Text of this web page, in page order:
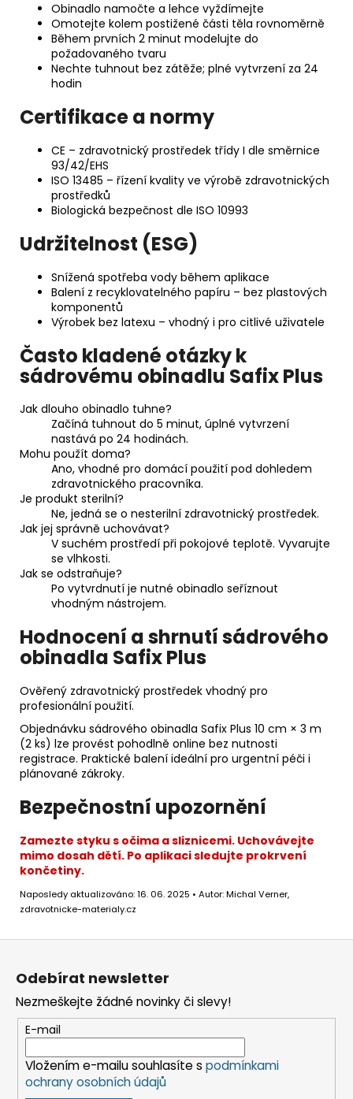
Obinadlo namočte a lehce vyždímejte
Omotejte kolem postižené části těla rovnoměrně
Během prvních 2 minut modelujte do
požadovaného tvaru
Nechte tuhnout bez zátěže; plné vytvrzení za 24
hodin
Certifikace a normy
CE – zdravotnický prostředek třídy I dle směrnice
93/42/EHS
ISO 13485 – řízení kvality ve výrobě zdravotnických
prostředků
Biologická bezpečnost dle ISO 10993
Udržitelnost (ESG)
Snížená spotřeba vody během aplikace
Balení z recyklovatelného papíru – bez plastových
komponentů
Výrobek bez latexu – vhodný i pro citlivé uživatele
Často kladené otázky k
sádrovému obinadlu Safix Plus
Jak dlouho obinadlo tuhne?
Začíná tuhnout do 5 minut, úplné vytvrzení
nastává po 24 hodinách.
Mohu použít doma?
Ano, vhodné pro domácí použití pod dohledem
zdravotnického pracovníka.
Je produkt sterilní?
Ne, jedná se o nesterilní zdravotnický prostředek.
Jak jej správně uchovávat?
V suchém prostředí při pokojové teplotě. Vyvarujte
se vlhkosti.
Jak se odstraňuje?
Po vytvrdnutí je nutné obinadlo seříznout
vhodným nástrojem.
Hodnocení a shrnutí sádrového
obinadla Safix Plus
Ověřený zdravotnický prostředek vhodný pro
profesionální použití.
Objednávku sádrového obinadla Safix Plus 10 cm × 3 m
(2 ks) lze provést pohodlně online bez nutnosti
registrace. Praktické balení ideální pro urgentní péči i
plánované zákroky.
Bezpečnostní upozornění
Zamezte styku s očima a sliznicemi. Uchovávejte
mimo dosah dětí. Po aplikaci sledujte prokrvení
končetiny.
Naposledy aktualizováno: 16. 06. 2025 • Autor: Michal Verner,
zdravotnicke-materialy.cz
Z
Odebírat newsletter
Nezmeškejte žádné novinky či slevy!
E-mail
Vložením e-mailu souhlasíte s podmínkami
ochrany osobních údajů